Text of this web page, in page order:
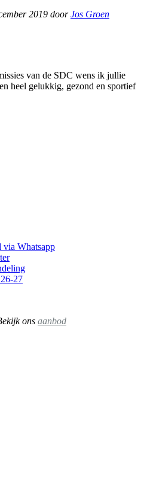
2019 doorJos Groen
van de SDC wens ik jullie
heel gelukkig, gezond en sportief
via Whatsapp
27
ons aanbod